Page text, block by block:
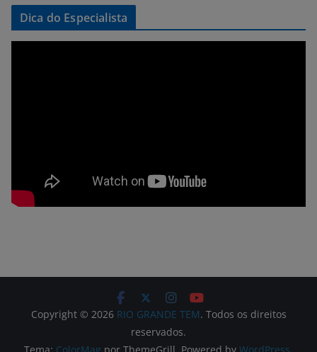
Dica do Especialista
Copyright © 2026 RIO GRANDE TEM. Todos os direitos
reservados.